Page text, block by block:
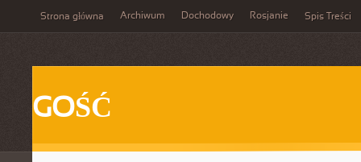
Strona główna Archiwum Dochodowy Rosjanie Spis Treści
GOŚĆ